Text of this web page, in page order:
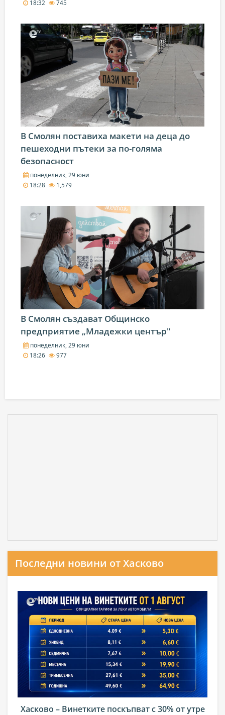
18:32 745
В Смолян поставиха макети на деца до
пешеходни пътеки за по-голяма
безопасност
понеделник, 29 юни
18:28
1,579
В Смолян създават Общинско
предприятие „Младежки център"
понеделник, 29 юни
18:26
977
Последни новини от Хасково
Хасково – Винетките поскъпват с 30% от утре